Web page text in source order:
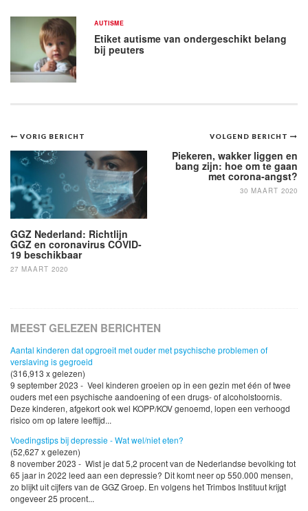
AUTISME
Etiket autisme van ondergeschikt belang
bij peuters
Bericht
navigatie
VOLGEND BERICHT
Piekeren, wakker liggen en
bang zijn: hoe om te gaan
met corona-angst?
30 MAART 2020
VORIG BERICHT
GGZ Nederland: Richtlijn
GGZ en coronavirus COVID-
19 beschikbaar
27 MAART 2020
MEEST GELEZEN BERICHTEN
Aantal kinderen dat opgroeit met ouder met psychische problemen of
verslaving is gegroeid
(316,913 x gelezen)
9 september 2023 - Veel kinderen groeien op in een gezin met één of twee
ouders met een psychische aandoening of een drugs- of alcoholstoornis.
Deze kinderen, afgekort ook wel KOPP/KOV genoemd, lopen een verhoogd
risico om op latere leeftijd...
Voedingstips bij depressie - Wat wel/niet eten?
(52,627 x gelezen)
8 november 2023 - Wist je dat 5,2 procent van de Nederlandse bevolking tot
65 jaar in 2022 leed aan een depressie? Dit komt neer op 550.000 mensen,
zo blijkt uit cijfers van de GGZ Groep. En volgens het Trimbos Instituut krijgt
ongeveer 25 procent...